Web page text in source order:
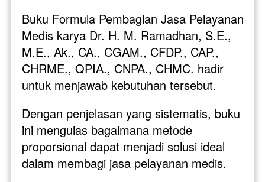
Buku Formula Pembagian Jasa Pelayanan
Medis karya Dr. H. M. Ramadhan, S.E.,
M.E., Ak., CA., CGAM., CFDP., CAP.,
CHRME., QPIA., CNPA., CHMC. hadir
untuk menjawab kebutuhan tersebut.
Dengan penjelasan yang sistematis, buku
ini mengulas bagaimana metode
proporsional dapat menjadi solusi ideal
dalam membagi jasa pelayanan medis.